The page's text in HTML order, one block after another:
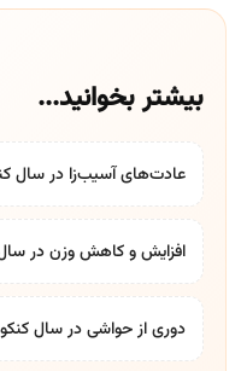
بیشتر بخوانید...
عادت‌های آسیب‌زا در سال
افزایش و کاهش وزن در
دوری از حواشی در سال